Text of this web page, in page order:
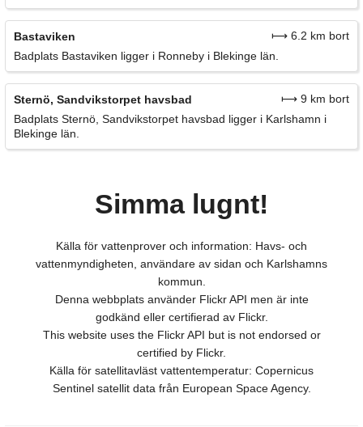
Bastaviken
⟼ 6.2 km bort
Badplats Bastaviken ligger i Ronneby i Blekinge län.
Sternö, Sandvikstorpet havsbad
⟼ 9 km bort
Badplats Sternö, Sandvikstorpet havsbad ligger i Karlshamn i
Blekinge län.
Simma lugnt!
Källa för vattenprover och information: Havs- och
vattenmyndigheten, användare av sidan och Karlshamns
kommun.
Denna webbplats använder Flickr API men är inte
godkänd eller certifierad av Flickr.
This website uses the Flickr API but is not endorsed or
certified by Flickr.
Källa för satellitavläst vattentemperatur: Copernicus
Sentinel satellit data från European Space Agency.